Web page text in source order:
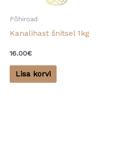
Põhiroad
Kanalihast šnitsel 1kg
16.00€
Lisa korvi